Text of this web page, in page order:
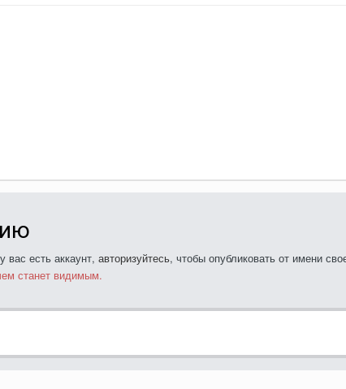
вас есть аккаунт, авторизуйтесь, чтобы опубликовать от имени
станет видимым.